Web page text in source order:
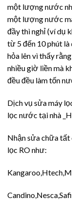
một lượng nước
một lượng nước
đầy thì nghỉ (ví dụ
từ 5 đến 10 phút là
hỏa lên vì thấy
nhiều giờ liền mà
đều đều làm tốn
Dịch vụ sửa máy
lọc nước tại nhà
Nhận sửa chữa tất
lọc RO như: